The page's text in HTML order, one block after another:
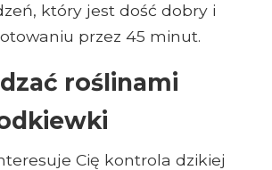
który jest dość dobry i
przez 45 minut.
roślinami
Cię kontrola dzikiej